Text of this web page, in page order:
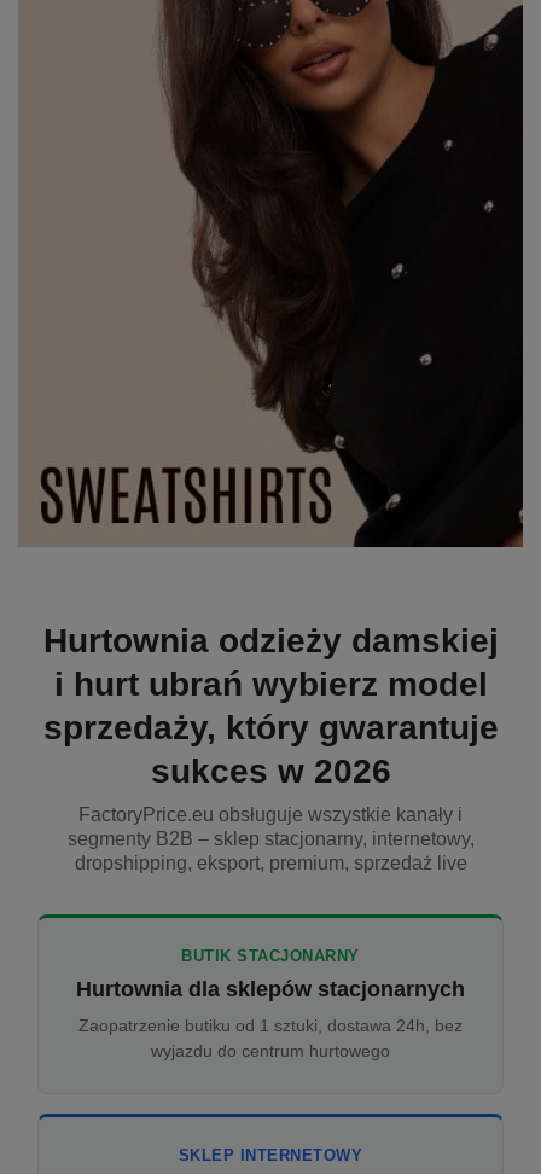
Hurtownia odzieży damskiej
i hurt ubrań wybierz model
sprzedaży, który gwarantuje
sukces w 2026
FactoryPrice.eu obsługuje wszystkie kanały i
segmenty B2B – sklep stacjonarny, internetowy,
dropshipping, eksport, premium, sprzedaż live
BUTIK STACJONARNY
Hurtownia dla sklepów stacjonarnych
Zaopatrzenie butiku od 1 sztuki, dostawa 24h, bez
wyjazdu do centrum hurtowego
SKLEP INTERNETOWY